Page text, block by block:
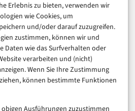
Erlebnis zu bieten, verwenden wir
wie Cookies, um
und/oder darauf zuzugreifen.
zustimmen, können wir und
Daten wie das Surfverhalten oder
verarbeiten und (nicht)
Wenn Sie Ihre Zustimmung
können bestimmte Funktionen
Ausführungen zuzustimmen